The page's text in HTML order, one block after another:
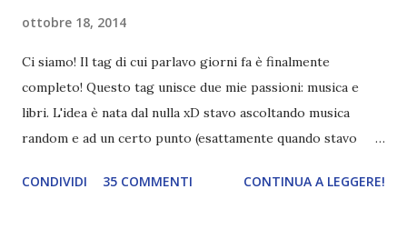
ottobre 18, 2014
Ci siamo! Il tag di cui parlavo giorni fa è finalmente
completo! Questo tag unisce due mie passioni: musica e
libri. L'idea è nata dal nulla xD stavo ascoltando musica
random e ad un certo punto (esattamente quando stavo
quest'idea. Lo scopo del tag è di associare ad ogni canzone
CONDIVIDI 35 COMMENTI CONTINUA A LEGGERE!